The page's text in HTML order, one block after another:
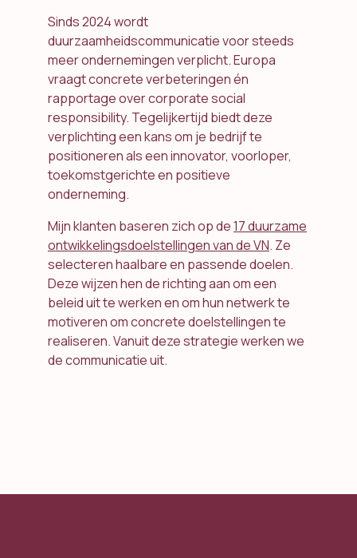
Sinds 2024 wordt
duurzaamheidscommunicatie voor steeds
meer ondernemingen verplicht. Europa
vraagt concrete verbeteringen én
rapportage over corporate social
responsibility. Tegelijkertijd biedt deze
verplichting een kans om je bedrijf te
positioneren als een innovator, voorloper,
toekomstgerichte en positieve
onderneming.
Mijn klanten baseren zich op de17 duurzame
ontwikkelingsdoelstellingen van de VN. Ze
selecteren haalbare en passende doelen.
Deze wijzen hen de richting aan om een
beleid uit te werken en om hun netwerk te
motiveren om concrete doelstellingen te
realiseren. Vanuit deze strategie werken we
de communicatie uit.